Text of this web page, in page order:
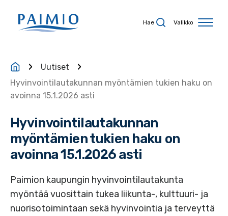
Hae Valikko
Uutiset
Hyvinvointilautakunnan myöntämien tukien haku on
avoinna 15.1.2026 asti
Hyvinvointilautakunnan
myöntämien tukien haku on
avoinna 15.1.2026 asti
Paimion kaupungin hyvinvointilautakunta
myöntää vuosittain tukea liikunta-, kulttuuri- ja
nuorisotoimintaan sekä hyvinvointia ja terveyttä